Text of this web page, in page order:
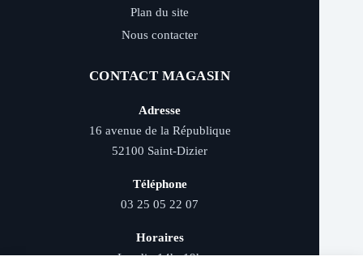
Plan du site
Nous contacter
CONTACT MAGASIN
Adresse
16 avenue de la République
52100 Saint-Dizier
Téléphone
03 25 05 22 07
Horaires
Lundi : 14h–19h